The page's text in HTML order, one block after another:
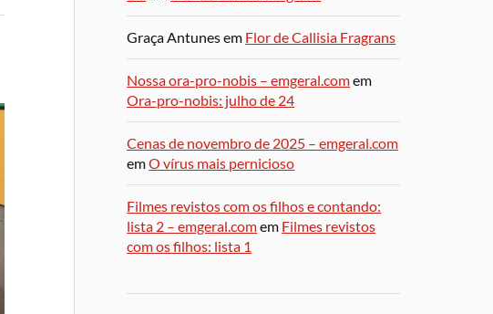
Graça Antunesem Flor de Callisia Fragrans
Nossa ora-pro-nobis – emgeral.comem
Ora-pro-nobis: julho de 24
Cenas de novembro de 2025 – emgeral.com
emO vírus mais pernicioso
Filmes revistos com os filhos e contando:
lista 2 – emgeral.comem Filmes revistos
com os filhos: lista 1